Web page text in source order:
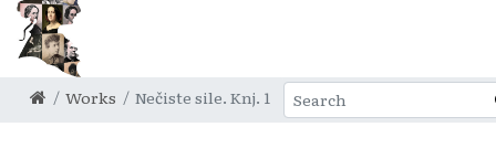
Works Nečiste sile. Knj. 1